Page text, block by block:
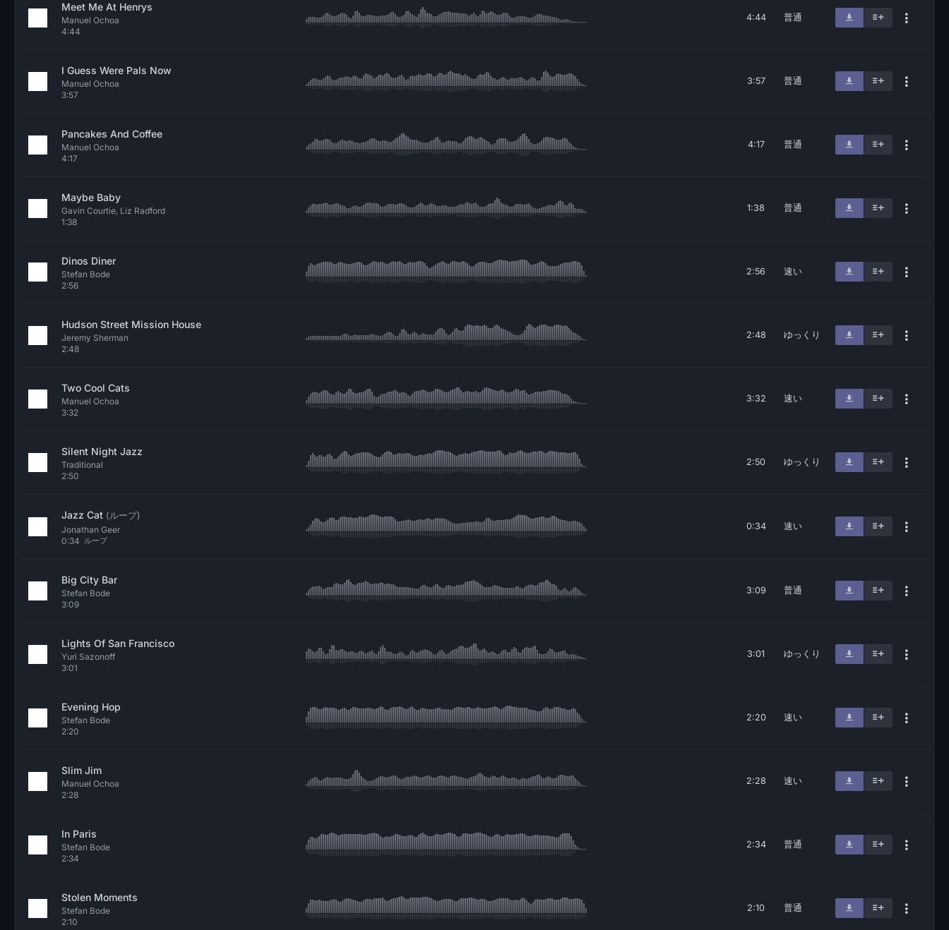
Meet Me At Henrys
Manuel Ochoa
4:44
4:44 普通
I Guess Were Pals Now
Manuel Ochoa
3:57
3:57 普通
Pancakes And Coffee
Manuel Ochoa
4:17
4:17 普通
Maybe Baby
Gavin Courtie, Liz Radford
1:38
1:38 普通
Dinos Diner
Stefan Bode
2:56
2:56 速い
Hudson Street Mission House
Jeremy Sherman
2:48
2:48 ゆっくり
Two Cool Cats
Manuel Ochoa
3:32
3:32 速い
Silent Night Jazz
Traditional
2:50
2:50 ゆっくり
Jazz Cat (ループ)
Jonathan Geer
0:34
ループ
0:34 速い
Big City Bar
Stefan Bode
3:09
3:09 普通
Lights Of San Francisco
Yuri Sazonoff
3:01
3:01 ゆっくり
Evening Hop
Stefan Bode
2:20
2:20 速い
Slim Jim
Manuel Ochoa
2:28
2:28 速い
In Paris
Stefan Bode
2:34
2:34 普通
Stolen Moments
Stefan Bode
2:10
2:10 普通